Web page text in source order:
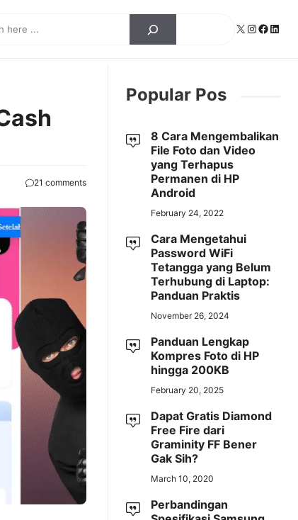
X Instagram
21 comments
Popular Pos
8 Cara Mengembalikan
File Foto dan Video
yang Terhapus
Permanen di HP
Android
February 24, 2022
Cara Mengetahui
Password WiFi
Tetangga yang Belum
Terhubung di Laptop:
Panduan Praktis
November 26, 2024
Panduan Lengkap
Kompres Foto di HP
hingga 200KB
February 20, 2025
Dapat Gratis Diamond
Free Fire dari
Graminity FF Bener
Gak Sih?
March 10, 2020
Perbandingan